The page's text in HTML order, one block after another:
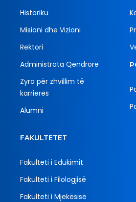
Historiku
Misioni dhe Vizioni
Rektori
Administrata Qendrore
Zyra për zhvillim të
karrieres
Alumni
FAKULTETET
Fakulteti i Edukimit
Fakulteti i Filologjisë
Fakulteti i Mjekësisë